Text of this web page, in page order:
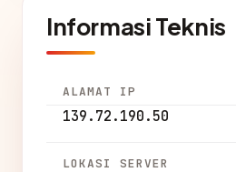
Informasi Teknis
ALAMAT IP
139.72.190.50
LOKASI SERVER